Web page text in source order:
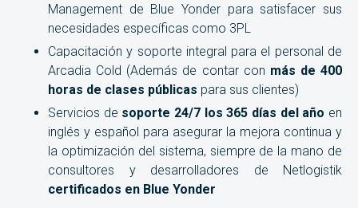
Management de Blue Yonder para satisfacer sus
necesidades específicas como 3PL
Capacitación y soporte integral para el personal de
Arcadia Cold (Además de contar con más de 400
horas de clases públicas para sus clientes)
Servicios de soporte 24/7 los 365 días del año en
inglés y español para asegurar la mejora continua y
la optimización del sistema, siempre de la mano de
consultores y desarrolladores de Netlogistik
certificados en Blue Yonder